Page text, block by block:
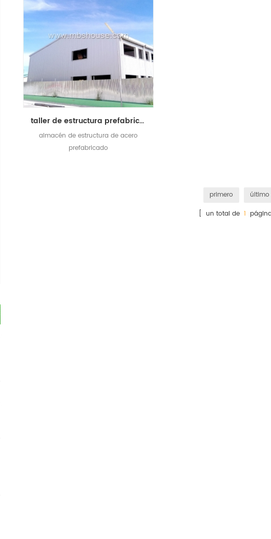
taller de estructura prefabricada de almacén de acero en china
almacén de estructura de acero
prefabricado
primero
último
[ un total de 1